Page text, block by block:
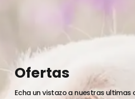
Ofertas
Echa un vistazo a nuestras ultimas